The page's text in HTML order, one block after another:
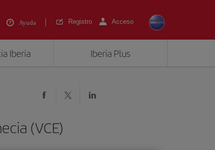
Ayuda Registro Acceso
Iberia Iberia Plus
(VCE)